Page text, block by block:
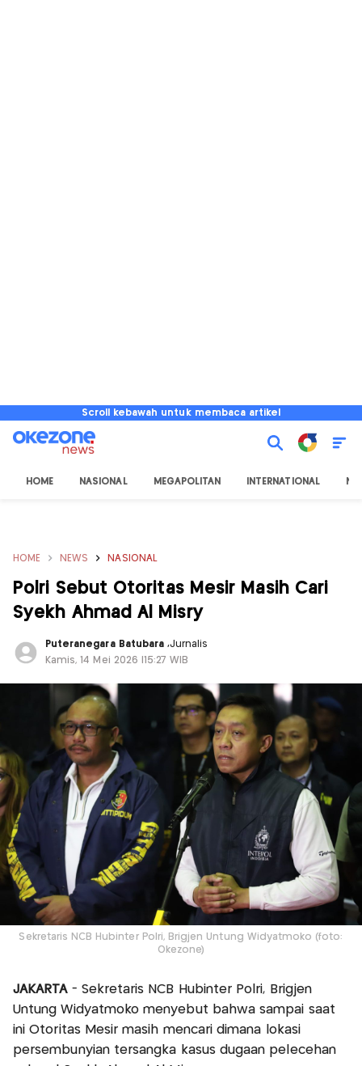
Scroll kebawah untuk membaca artikel
HOME NASIONAL MEGAPOLITAN INTERNATIONAL
HOME NEWS NASIONAL
Polri Sebut Otoritas Mesir Masih Cari
Syekh Ahmad Al Misry
Puteranegara Batubara,Jurnalis
Kamis, 14 Mei 2026 |15:27 WIB
Sekretaris NCB Hubinter Polri, Brigjen Untung Widyatmoko (foto:
Okezone)
JAKARTA - Sekretaris NCB Hubinter Polri, Brigjen
Untung Widyatmoko menyebut bahwa sampai saat
ini Otoritas Mesir masih mencari dimana lokasi
persembunyian tersangka kasus dugaan pelecehan